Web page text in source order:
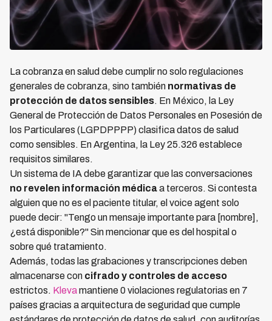
La cobranza en salud debe cumplir no solo regulaciones
generales de cobranza, sino también normativas de
protección de datos sensibles. En México, la Ley
General de Protección de Datos Personales en Posesión de
los Particulares (LGPDPPPP) clasifica datos de salud
como sensibles. En Argentina, la Ley 25.326 establece
requisitos similares.
Un sistema de IA debe garantizar que las conversaciones
no revelen información médicaa terceros. Si contesta
alguien que no es el paciente titular, el voice agent solo
puede decir: "Tengo un mensaje importante para [nombre],
¿está disponible?" Sin mencionar que es del hospital o
sobre qué tratamiento.
Además, todas las grabaciones y transcripciones deben
almacenarse con cifrado y controles de acceso
estrictos. Klevamantiene 0 violaciones regulatorias en 7
países gracias a arquitectura de seguridad que cumple